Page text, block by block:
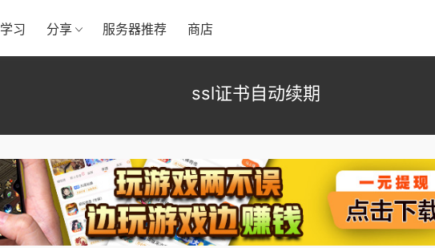
学习 分享 服务器推荐 商店
ssl证书自动续期